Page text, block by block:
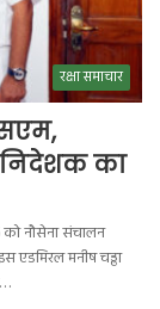
रक्षा समाचार
का
नौसेना संचालन
एडमिरल मनीष चड्ढा